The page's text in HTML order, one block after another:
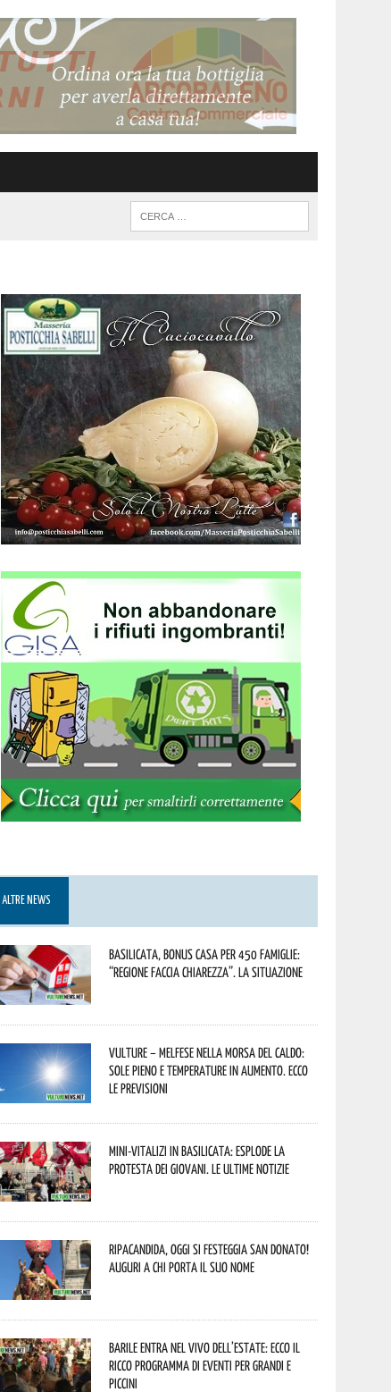
ALTRE NEWS
Basilicata, Bonus casa per 450 famiglie:
“Regione faccia chiarezza”. La situazione
Vulture – melfese nella morsa del caldo:
sole pieno e temperature in aumento. Ecco
le previsioni
Mini-vitalizi in Basilicata: esplode la
protesta dei giovani. Le ultime notizie
Ripacandida, oggi si festeggia San Donato!
Auguri a chi porta il suo nome
Barile entra nel vivo dell’estate: ecco il
ricco programma di eventi per grandi e
piccini